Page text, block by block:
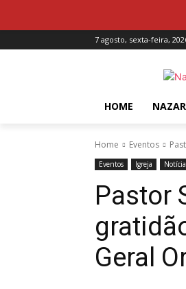
7 agosto, sexta-feira,
HOME
Home Eventos
Eventos Igreja
Pastor
Geral